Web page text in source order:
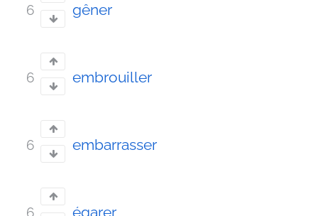
6 gêner
6 embrouiller
6 embarrasser
6 égarer